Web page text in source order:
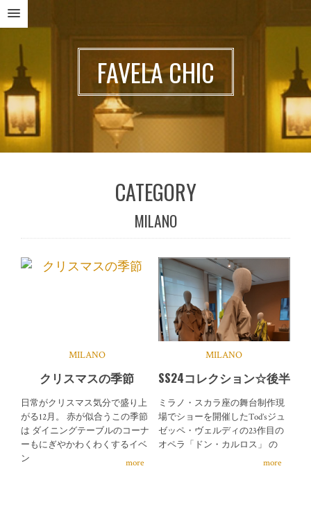
MENU
FAVELA CHIC
CATEGORY
MILANO
MILANO
クリスマスの季節
日常がクリスマス気分で盛り上
がる12月。 赤が似合うこの季節
は ダイニングテーブルのコーナ
ーもにぎやかわくわくするイベ
ン
more
MILANO
SS24コレクション☆後半
ミラノ・スカラ座の舞台制作現
場でショーを開催したTod’sジュ
ゼッペ・ヴェルディの23作目の
オペラ「ドン・カルロス」 の
more